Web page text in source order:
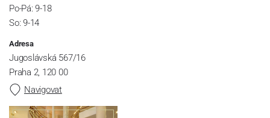
Po-Pá: 9-18
So: 9-14
Adresa
Jugoslávská 567/16
Praha 2, 120 00
Navigovat